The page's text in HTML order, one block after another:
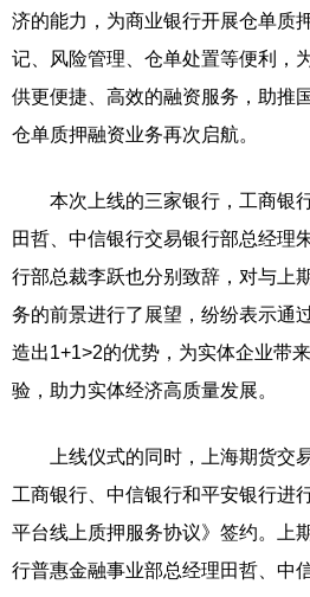
济的能力，为商业银行开展仓单质
记、风险管理、仓单处置等便利，
供更便捷、高效的融资服务，助推
仓单质押融资业务再次启航。
本次上线的三家银行，工商银
田哲、中信银行交易银行部总经理
行部总裁李跃也分别致辞，对与上
务的前景进行了展望，纷纷表示通
造出1+1>2的优势，为实体企业带
验，助力实体经济高质量发展。
上线仪式的同时，上海期货交易
工商银行、中信银行和平安银行进
平台线上质押服务协议》签约。上
行普惠金融事业部总经理田哲、中